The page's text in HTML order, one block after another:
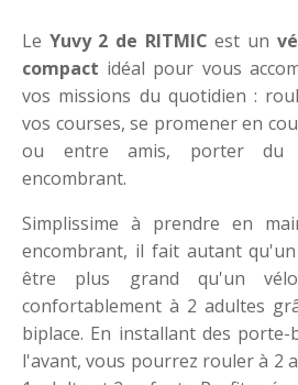
Le Yuvy 2 de RITMIC est un
compact idéal pour vous
vos missions du quotidien :
vos courses, se promener en
ou entre amis, porter du
encombrant.
Simplissime à prendre en
encombrant, il fait autant qu'un
être plus grand qu'un vélo
confortablement à 2 adultes
biplace. En installant des
l'avant, vous pourrez rouler à 2